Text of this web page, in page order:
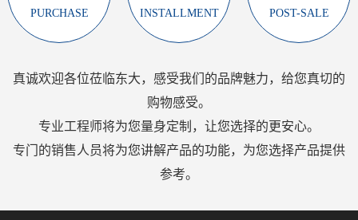
PURCHASE INSTALLMENT POST-SALE
真诚欢迎各位莅临东大，感受我们的品牌魅力，给您真切的
购物感受。
专业工程师将为您量身定制，让您选择的更安心。
专门的销售人员将为您讲解产品的功能，为您选择产品提供
参考。